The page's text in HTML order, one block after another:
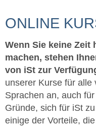
ONLINE
Wenn Sie keine Zeit
machen, stehen
von iSt zur
unserer Kurse für alle
Sprachen an, auch
Gründe, sich für iSt
einige der Vorteile,